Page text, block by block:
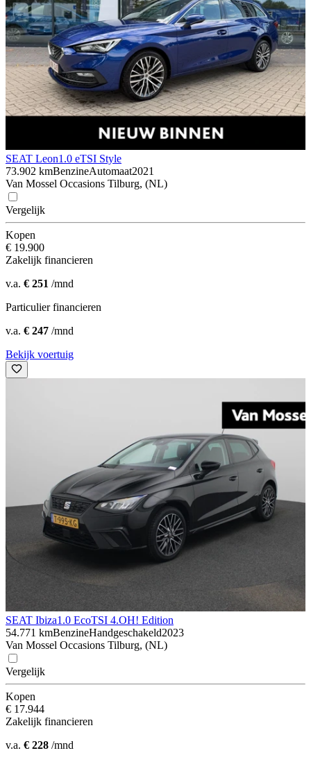
SEAT Leon1.0 eTSI Style
73.902 kmBenzineAutomaat2021
Van Mossel Occasions Tilburg, (NL)
Vergelijk
Kopen
€ 19.900
Zakelijk financieren
v.a. € 251 /mnd
Particulier financieren
v.a. € 247 /mnd
Bekijk voertuig
SEAT Ibiza1.0 EcoTSI 4.OH! Edition
54.771 kmBenzineHandgeschakeld2023
Van Mossel Occasions Tilburg, (NL)
Vergelijk
Kopen
€ 17.944
Zakelijk financieren
v.a. € 228 /mnd